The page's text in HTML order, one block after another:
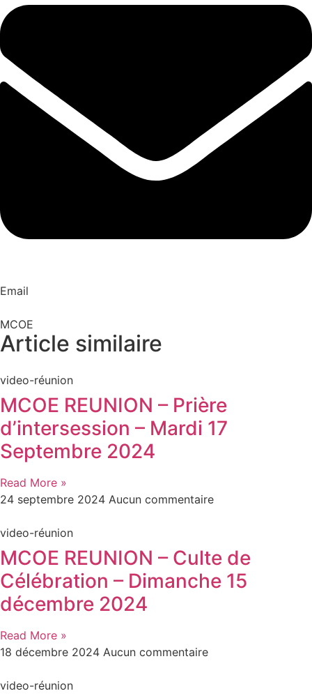
Email
MCOE
Article similaire​
video-réunion
MCOE REUNION – Prière
d’intersession – Mardi 17
Septembre 2024
Read More »
24 septembre 2024 Aucun commentaire
video-réunion
MCOE REUNION – Culte de
Célébration – Dimanche 15
décembre 2024
Read More »
18 décembre 2024 Aucun commentaire
video-réunion